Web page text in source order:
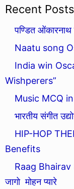
Recent Posts
पण्डित
Naatu song
India win
Wishperers”
Music MCQ
भारतीय संगीत
HIP-HOP
Benefits
Raag Bhairav
जागो मोहन प्यारे